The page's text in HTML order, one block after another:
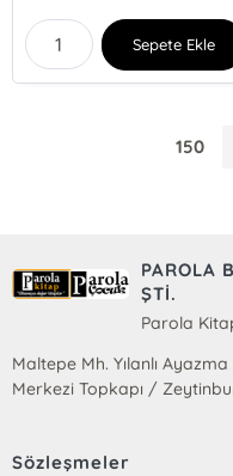
Sepete Ekle
150
PAROLA
ŞTİ.
Parola
Maltepe Mh. Yılanlı
Merkezi Topkapı /
Sözleşmeler